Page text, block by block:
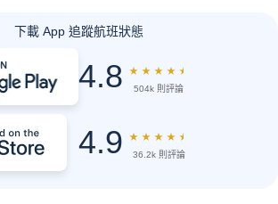
下載 App 追蹤航班狀態
4.8 ★ ★ ★ ★ ★
504k 則評論
4.9 ★ ★ ★ ★ ★
36.2k 則評論